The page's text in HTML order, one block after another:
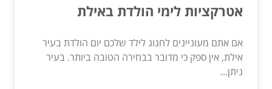
אטרקציות לימי הולדת באילת
אם אתם מעוניינים לחגוג לילד שלכם יום הולדת בעיר
אילת, אין ספק כי מדובר בבחירה הטובה ביותר. בעיר
ניתן...